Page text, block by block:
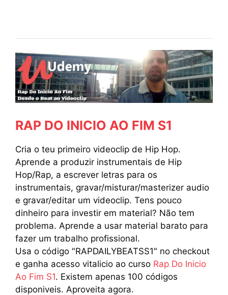
RAP DO INICIO AO FIM S1
Cria o teu primeiro videoclip de Hip Hop.
Aprende a produzir instrumentais de Hip
Hop/Rap, a escrever letras para os
instrumentais, gravar/misturar/masterizer audio
e gravar/editar um videoclip. Tens pouco
dinheiro para investir em material? Não tem
problema. Aprende a usar material barato para
fazer um trabalho profissional.
Usa o código "RAPDAILYBEATSS1" no checkout
e ganha acesso vitalicio ao curso Rap Do Inicio
Ao Fim S1. Existem apenas 100 códigos
disponiveis. Aproveita agora.